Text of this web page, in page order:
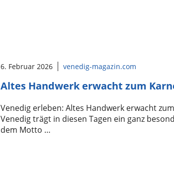
6. Februar 2026 venedig-magazin.com
Altes Handwerk erwacht zum
Venedig erleben: Altes Handwerk erwacht
Venedig trägt in diesen Tagen ein ganz
dem Motto …